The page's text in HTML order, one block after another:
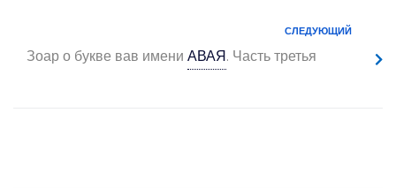
СЛЕДУЮЩИЙ
Зоар о букве вав имениАВАЯ. Часть третья